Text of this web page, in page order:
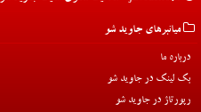
میانبرهای جاوید شو
درباره ما
بک لینک در جاوید شو
رپورتاژ در جاوید شو